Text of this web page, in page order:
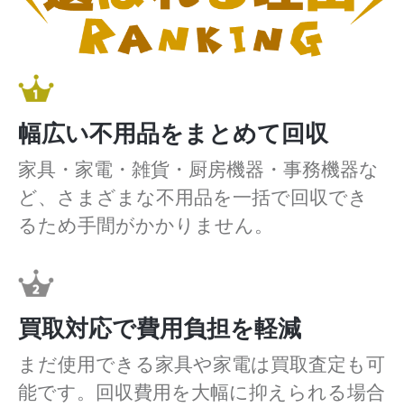
幅広い不用品をまとめて回収
家具・家電・雑貨・厨房機器・事務機器な
ど、さまざまな不用品を一括で回収でき
るため手間がかかりません。
買取対応で費用負担を軽減
まだ使用できる家具や家電は買取査定も可
能です。回収費用を大幅に抑えられる場合